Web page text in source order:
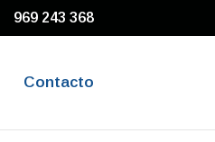
969 243 368
Contacto